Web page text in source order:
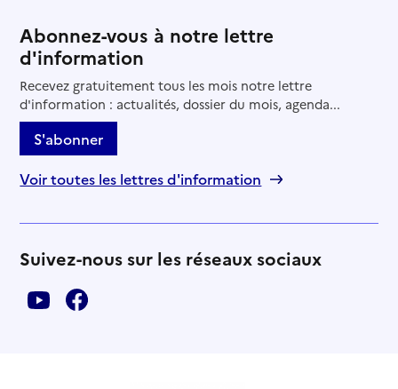
Abonnez-vous à notre lettre
d'information
Recevez gratuitement tous les mois notre lettre
d'information : actualités, dossier du mois, agenda...
S'abonner
Voir toutes les lettres d'information
Suivez-nous sur les réseaux sociaux